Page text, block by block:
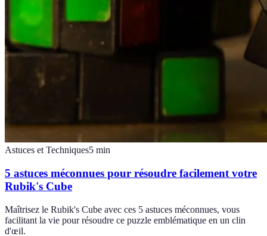
Astuces et Techniques5 min
5 astuces méconnues pour résoudre facilement votre
Rubik's Cube
Maîtrisez le Rubik's Cube avec ces 5 astuces méconnues, vous
facilitant la vie pour résoudre ce puzzle emblématique en un clin
d'œil.